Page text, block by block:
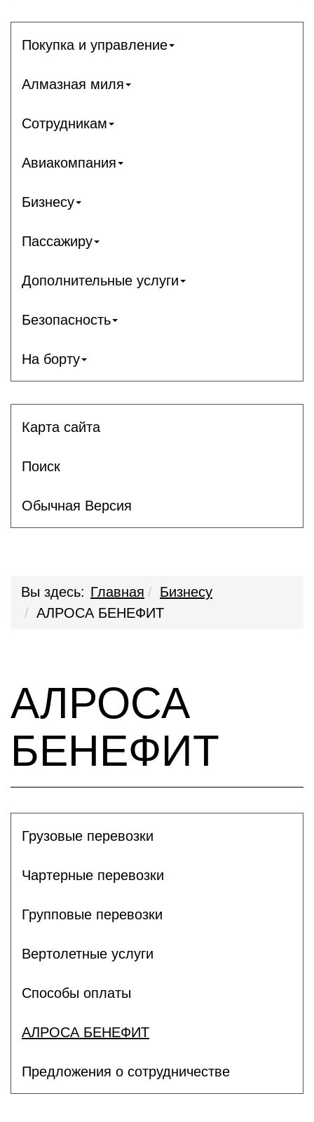
Покупка и управление
Алмазная миля
Сотрудникам
Авиакомпания
Бизнесу
Пассажиру
Дополнительные услуги
Безопасность
На борту
Карта сайта
Поиск
Обычная Версия
Вы здесь: Главная
Бизнесу
АЛРОСА БЕНЕФИТ
АЛРОСА
БЕНЕФИТ
Грузовые перевозки
Чартерные перевозки
Групповые перевозки
Вертолетные услуги
Способы оплаты
АЛРОСА БЕНЕФИТ
Предложения о сотрудничестве